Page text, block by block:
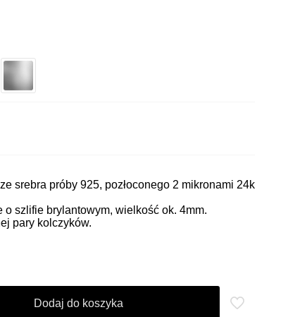
srebra próby 925, pozłoconego 2 mikronami 24k
szlifie brylantowym, wielkość ok. 4mm.
pary kolczyków.
Dodaj do koszyka